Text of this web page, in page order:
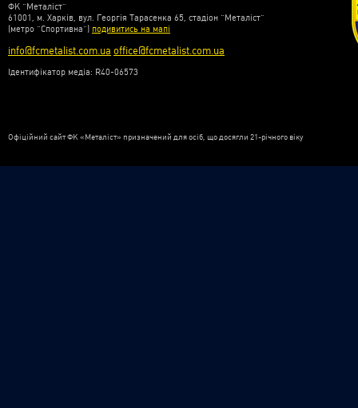
ФК “Металіст”
61001, м. Харків, вул. Георгія Тарасенка 65, стадіон “Металіст”
(метро “Спортивна”) подивитись на мапі
info@fcmetalist.com.ua office@fcmetalist.com.ua
Ідентифікатор медіа: R40-06573
Офіційний сайт ФК «Металіст» призначений для осіб, що досягли 21-річного віку